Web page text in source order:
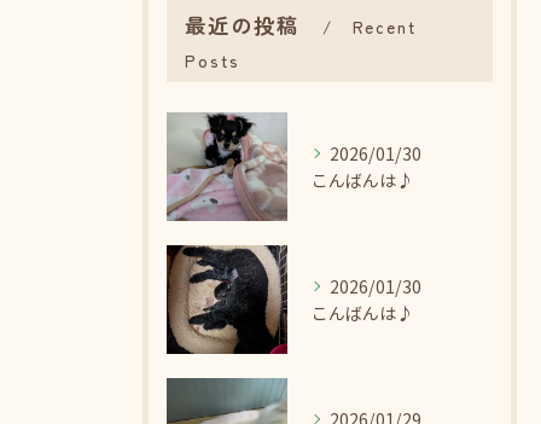
最近の投稿
Recent
Posts
2026/01/30
こんばんは♪
2026/01/30
こんばんは♪
2026/01/29